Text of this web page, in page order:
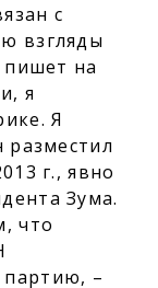
с
взгляды
пишет на
я
Я
г., явно
Зума.
что
–